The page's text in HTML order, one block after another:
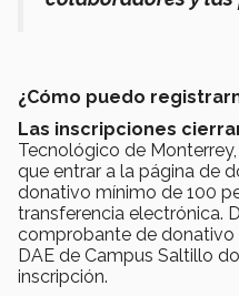
¿Cómo puedo
Las inscripciones
Tecnológico de
que entrar a la página de
donativo mínimo de 100
transferencia electrónica.
comprobante de donativo
DAE de Campus Saltillo
inscripción.